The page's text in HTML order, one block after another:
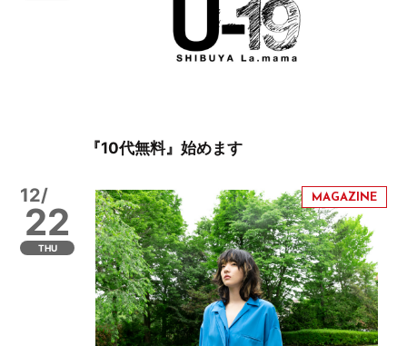
『10代無料』始めます
12/
22
THU